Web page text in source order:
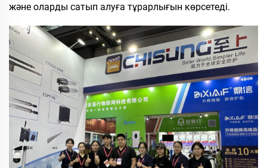
және оларды сатып алуға тұрарлығын көрсетеді.